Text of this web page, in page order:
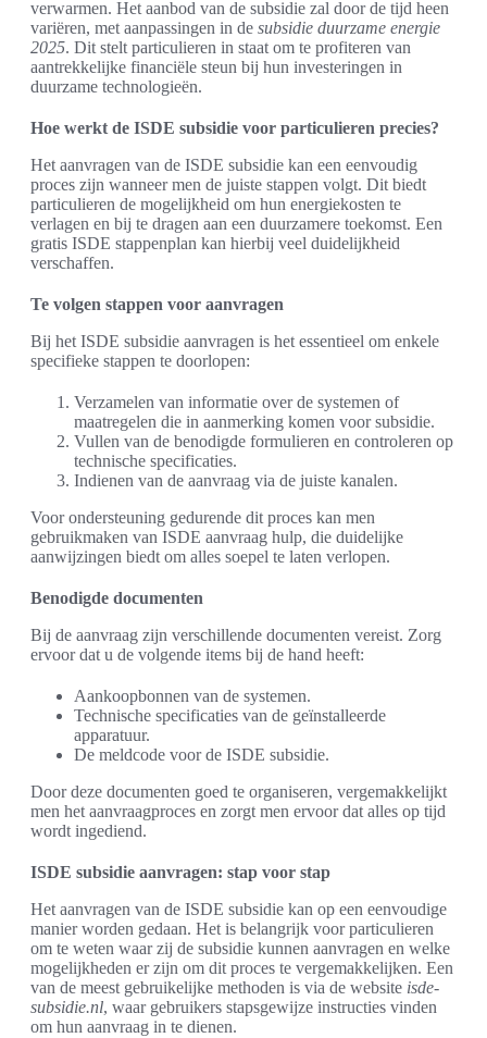
verwarmen. Het aanbod van de subsidie zal door de tijd heen
variëren, met aanpassingen in de subsidie duurzame energie
2025. Dit stelt particulieren in staat om te profiteren van
aantrekkelijke financiële steun bij hun investeringen in
duurzame technologieën.
Hoe werkt de ISDE subsidie voor particulieren precies?
Het aanvragen van de ISDE subsidie kan een eenvoudig
proces zijn wanneer men de juiste stappen volgt. Dit biedt
particulieren de mogelijkheid om hun energiekosten te
verlagen en bij te dragen aan een duurzamere toekomst. Een
gratis ISDE stappenplan kan hierbij veel duidelijkheid
verschaffen.
Te volgen stappen voor aanvragen
Bij het ISDE subsidie aanvragen is het essentieel om enkele
specifieke stappen te doorlopen:
Verzamelen van informatie over de systemen of
maatregelen die in aanmerking komen voor subsidie.
Vullen van de benodigde formulieren en controleren op
technische specificaties.
Indienen van de aanvraag via de juiste kanalen.
Voor ondersteuning gedurende dit proces kan men
gebruikmaken van ISDE aanvraag hulp, die duidelijke
aanwijzingen biedt om alles soepel te laten verlopen.
Benodigde documenten
Bij de aanvraag zijn verschillende documenten vereist. Zorg
ervoor dat u de volgende items bij de hand heeft:
Aankoopbonnen van de systemen.
Technische specificaties van de geïnstalleerde
apparatuur.
De meldcode voor de ISDE subsidie.
Door deze documenten goed te organiseren, vergemakkelijkt
men het aanvraagproces en zorgt men ervoor dat alles op tijd
wordt ingediend.
ISDE subsidie aanvragen: stap voor stap
Het aanvragen van de ISDE subsidie kan op een eenvoudige
manier worden gedaan. Het is belangrijk voor particulieren
om te weten waar zij de subsidie kunnen aanvragen en welke
mogelijkheden er zijn om dit proces te vergemakkelijken. Een
van de meest gebruikelijke methoden is via de website isde-
subsidie.nl, waar gebruikers stapsgewijze instructies vinden
om hun aanvraag in te dienen.